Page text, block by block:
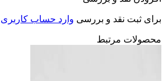
برای ثبت نقد و بررسی وارد حساب کاربری
محصولات مرتبط